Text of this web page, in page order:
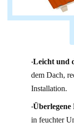
·Leicht und
dem Dach,
Installation.
·
in feuchter